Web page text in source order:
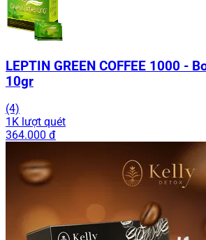
LEPTIN GREEN COFFEE 1000 -
10gr
(4)
1K lượt quét
364.000 đ